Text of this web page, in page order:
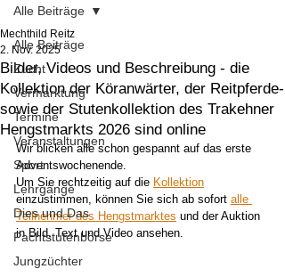
Alle Beiträge
Zucht
Vermarktung
Termine
Veranstaltungen
Sport
Lehrgänge
Dies und Das
Pachtstutenbörse
Jungzüchter
Alle Beiträge
Bilder, Videos und Beschreibung - die
Kollektion der Köranwärter, der Reitpferde-
sowie der Stutenkollektion des Trakehner
Hengstmarkts 2026 sind online
Mechthild Reitz
2. Nov. 2025
Wir blicken alle schon gespannt auf das erste
Adventswochenende.
Um Sie rechtzeitig auf die Kollektion
einzustimmen, können Sie sich ab sofort alle
Teilnehmer des Hengstmarktes und der Auktion
in Bild, Text und Video ansehen.